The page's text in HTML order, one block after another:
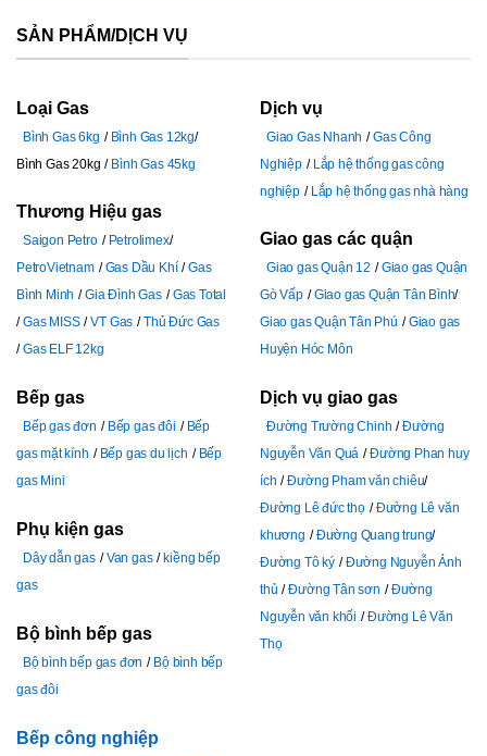
SẢN PHẨM/DỊCH VỤ
Loại Gas
Bình Gas 6kg
Bình Gas 12kg
Bình Gas 20kg
Bình Gas 45kg
Thương Hiệu gas
Saigon Petro
Petrolimex
PetroVietnam
Gas Dầu Khí
Gas
Bình Minh
Gia Đình Gas
Gas Total
Gas MISS
VT Gas
Thủ Đức Gas
Gas ELF 12kg
Bếp gas
Bếp gas đơn Bếp gas đôi
Bếp
gas mặt kính
Bếp gas du lịch
Bếp
gas Mini
Phụ kiện gas
Dây dẫn gas Van gas
kiềng bếp
gas
Bộ bình bếp gas
Bộ bình bếp gas đơn
Bộ bình bếp
gas đôi
Bếp công nghiệp
Dịch vụ
Giao Gas Nhanh
Gas Công
Nghiệp
Lắp hệ thống gas công
nghiệp
Lắp hệ thống gas nhà hàng
Giao gas các quận
Giao gas Quận 12
Giao gas Quận
Gò Vấp
Giao gas Quận Tân Bình
Giao gas Quận Tân Phú
Giao gas
Huyện Hóc Môn
Dịch vụ giao gas
Đường Trường Chinh
Đường
Nguyễn Văn Quá
Đường Phan huy
ích
Đường Pham văn chiêu
Đường Lê đức thọ
Đường Lê văn
khương
Đường Quang trung
Đường Tô ký
Đường Nguyễn Ảnh
thủ
Đường Tân sơn
Đường
Nguyễn văn khối
Đường Lê Văn
Thọ